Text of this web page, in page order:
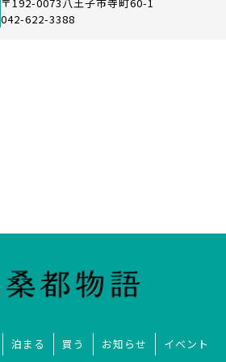
042-622-3388
泊まる 買う お知らせ イベント